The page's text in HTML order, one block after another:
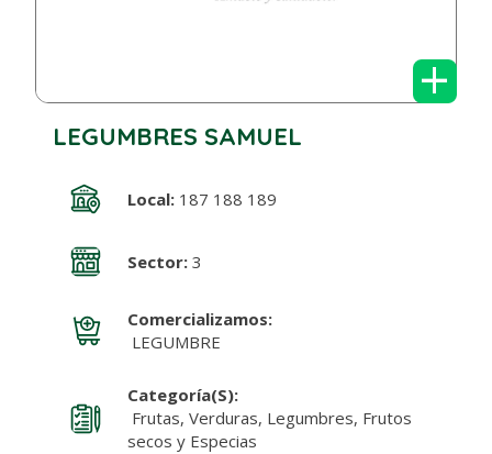
+
LEGUMBRES SAMUEL
Local:187 188 189
Sector:3
Comercializamos:
LEGUMBRE
Categoría(s):
Frutas, Verduras, Legumbres, Frutos
secos y Especias